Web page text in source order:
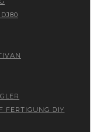
FERTIGUNG DIY